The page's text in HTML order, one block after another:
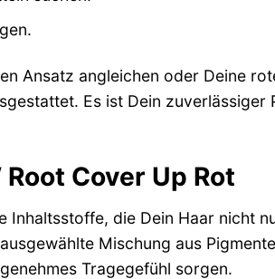
Ansatz angleichen oder Deine
Es ist Dein
Cover Up Rot
die Dein Haar nicht
Mischung aus
Tragegefühl sorgen.